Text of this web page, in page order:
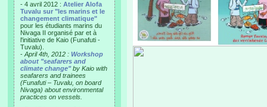
- 4 avril 2012 : Atelier Alofa
Tuvalu sur "les marins et le
changement climatique"
pour les étudiants marins du
Nivaga II organisé par et à
l'initiative de Kaio (Funafuti -
Tuvalu).
- April 4th, 2012 : Workshop
about "seafarers and
climate change"by Kaio with
seafarers and trainees
(Funafuti – Tuvalu, on board
Nivaga) about environmental
practices on vessels.